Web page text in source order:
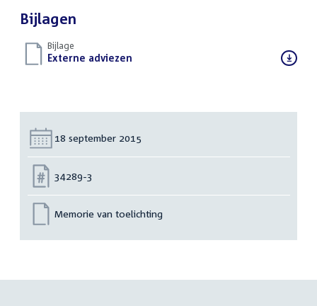
Bijlagen
Bijlage
Download
Externe adviezen
Datum:
18 september 2015
Nummer:
34289-3
Memorie van toelichting